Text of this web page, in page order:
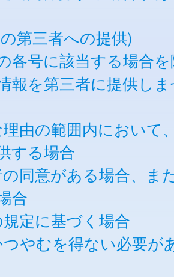
第三者への提供)
各号に該当する場合
報を第三者に提供し
由の範囲内において
する場合
同意がある場合、ま
合
定に基づく場合
やむを得ない必要が